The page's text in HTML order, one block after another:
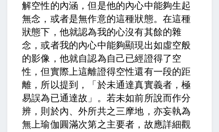
解空性的內涵，但是他的內心中能夠生起
無念，或者是無作意的這種狀態。在這種
狀態下，他就認為我的心沒有其餘的雜
念，或者我的內心中能夠顯現出如虛空般
的影像，他就自認為自己已經證得了空
性，但實際上這離證得空性還有一段的距
離，所以提到，「於未通達真實義者，極
易誤為已通達故」。 若未如前所說而作分
辨，則於內、外所共之三摩地，亦妄執為
無上瑜伽圓滿次第之主要者，故應詳細觀